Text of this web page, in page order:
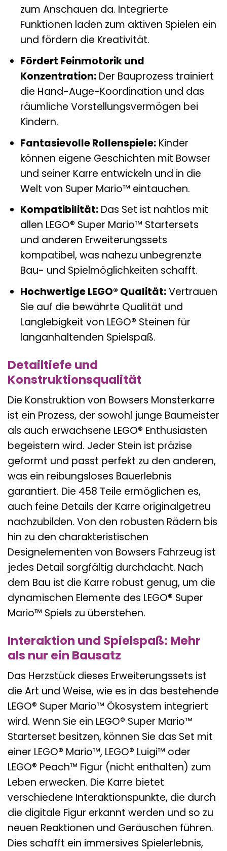
zum Anschauen da. Integrierte
Funktionen laden zum aktiven Spielen ein
und fördern die Kreativität.
Fördert Feinmotorik und
Konzentration:Der Bauprozess trainiert
die Hand-Auge-Koordination und das
räumliche Vorstellungsvermögen bei
Kindern.
Fantasievolle Rollenspiele:Kinder
können eigene Geschichten mit Bowser
und seiner Karre entwickeln und in die
Welt von Super Mario™ eintauchen.
Kompatibilität:Das Set ist nahtlos mit
allen LEGO® Super Mario™ Startersets
und anderen Erweiterungssets
kompatibel, was nahezu unbegrenzte
Bau- und Spielmöglichkeiten schafft.
Hochwertige LEGO® Qualität:Vertrauen
Sie auf die bewährte Qualität und
Langlebigkeit von LEGO® Steinen für
langanhaltenden Spielspaß.
Detailtiefe und
Konstruktionsqualität
Die Konstruktion von Bowsers Monsterkarre
ist ein Prozess, der sowohl junge Baumeister
als auch erwachsene LEGO® Enthusiasten
begeistern wird. Jeder Stein ist präzise
geformt und passt perfekt zu den anderen,
was ein reibungsloses Bauerlebnis
garantiert. Die 458 Teile ermöglichen es,
auch feine Details der Karre originalgetreu
nachzubilden. Von den robusten Rädern bis
hin zu den charakteristischen
Designelementen von Bowsers Fahrzeug ist
jedes Detail sorgfältig durchdacht. Nach
dem Bau ist die Karre robust genug, um die
dynamischen Elemente des LEGO® Super
Mario™ Spiels zu überstehen.
Interaktion und Spielspaß: Mehr
als nur ein Bausatz
Das Herzstück dieses Erweiterungssets ist
die Art und Weise, wie es in das bestehende
LEGO® Super Mario™ Ökosystem integriert
wird. Wenn Sie ein LEGO® Super Mario™
Starterset besitzen, können Sie das Set mit
einer LEGO® Mario™, LEGO® Luigi™ oder
LEGO® Peach™ Figur (nicht enthalten) zum
Leben erwecken. Die Karre bietet
verschiedene Interaktionspunkte, die durch
die digitale Figur erkannt werden und so zu
neuen Reaktionen und Geräuschen führen.
Dies schafft ein immersives Spielerlebnis,